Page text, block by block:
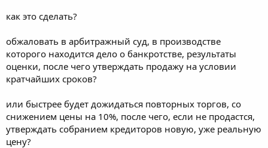
как это сделать?
обжаловать в арбитражный суд, в производстве
которого находится дело о банкротстве, результаты
оценки, после чего утверждать продажу на условии
кратчайших сроков?
или быстрее будет дожидаться повторных торгов, со
снижением цены на 10%, после чего, если не продастся,
утверждать собранием кредиторов новую, уже реальную
цену?